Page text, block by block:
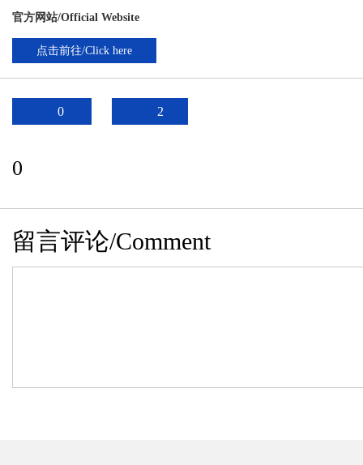
官方网站/Official Website
点击前往/Click here
0 2
0
留言评论/Comment